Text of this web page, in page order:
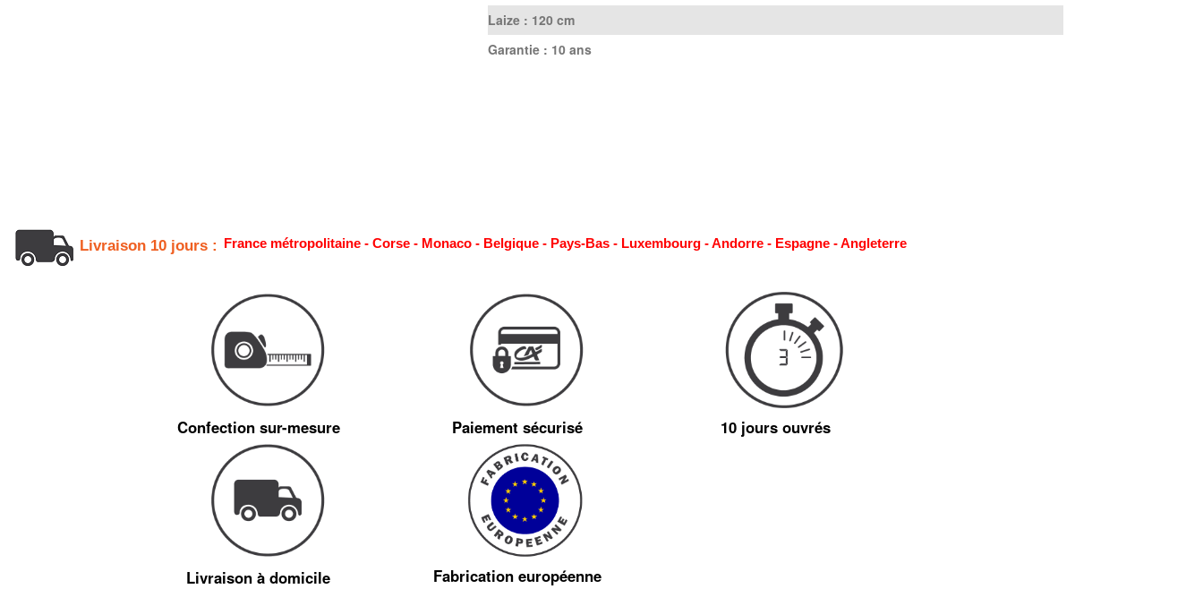
Laize : 120 cm
Garantie : 10 ans
Livraison 10 jours : France métropolitaine - Corse - Monaco - Belgique - Pays-Bas - Luxembourg - Andorre - Espagne - Angleterre
Confection sur-mesure Paiement sécurisé 10 jours ouvrés
Livraison à domicile Fabrication européenne